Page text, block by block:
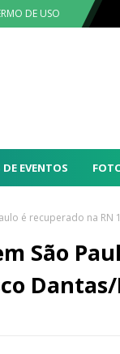
DE USO
EVENTOS
é recuperado na RN
São
Dantas/